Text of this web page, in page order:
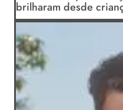
brilharam desde